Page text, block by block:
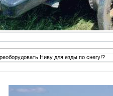
Ниву для езды по снегу!?